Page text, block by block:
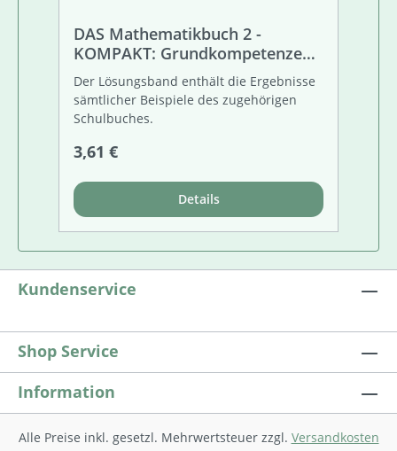
DAS Mathematikbuch 2 -
KOMPAKT: Grundkompetenzen-
Training - Lösungen
Der Lösungsband enthält die Ergebnisse
sämtlicher Beispiele des zugehörigen
Schulbuches.
Regulärer Preis:
3,61 €
Details
Kundenservice
Shop Service
Information
Alle Preise inkl. gesetzl. Mehrwertsteuer zzgl. Versandkosten